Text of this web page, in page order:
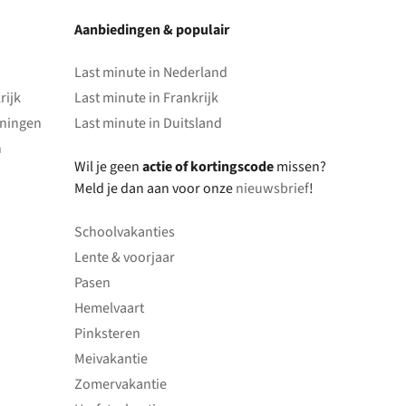
Aanbiedingen & populair
Last minute in Nederland
Last minute in Frankrijk
Last minute in Duitsland
Wil je geenactie of kortingscodemissen?
Meld je dan aan voor onzenieuwsbrief!
Schoolvakanties
Lente & voorjaar
Pasen
Hemelvaart
Pinksteren
Meivakantie
Zomervakantie